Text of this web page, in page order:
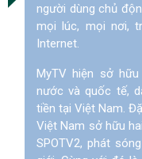
người dùng chủ
mọi lúc, mọi nơi,
Internet.
MyTV hiện sở
nước và quốc tế,
tiền tại Việt Nam.
Việt Nam sở hữu
SPOTV2, phát